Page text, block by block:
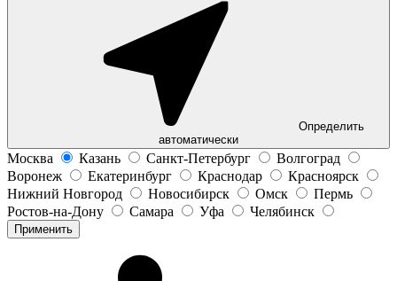
Определить
автоматически
Москва Казань Санкт-Петербург
Волгоград
Воронеж
Екатеринбург Краснодар
Красноярск
Нижний Новгород
Новосибирск Омск
Пермь
Ростов-на-Дону
Самара Уфа Челябинск
Применить